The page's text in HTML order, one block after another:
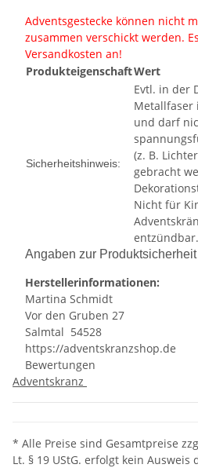
Adventsgestecke können nicht
zusammen verschickt werden.
Versandkosten an!
ProdukteigenschaftWert
Sicherheitshinweis:
Evtl. in der
Metallfaser
und darf
(z. B.
gebracht
Nicht für
entzündbar.
Angaben zur Produktsicherheit
Herstellerinformationen:
Martina Schmidt
Vor den Gruben 27
Salmtal 54528
https://adventskranzshop.de
Bewertungen
Adventskranz
* Alle Preise sind Gesamtpreise
Lt. § 19 UStG. erfolgt kein Ausweis